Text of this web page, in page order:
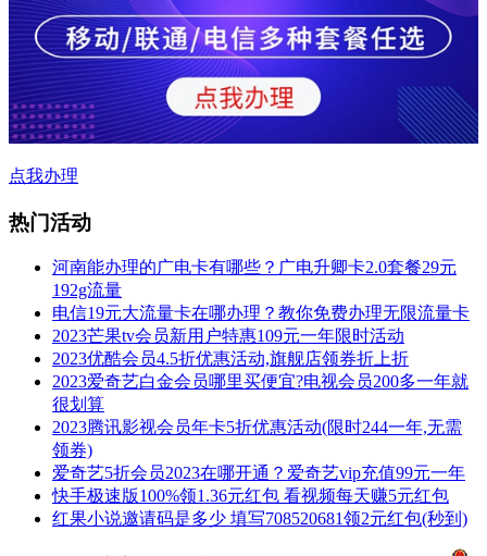
点我办理
热门活动
河南能办理的广电卡有哪些？广电升卿卡2.0套餐29元
192g流量
电信19元大流量卡在哪办理？教你免费办理无限流量卡
2023芒果tv会员新用户特惠109元一年限时活动
2023优酷会员4.5折优惠活动,旗舰店领券折上折
2023爱奇艺白金会员哪里买便宜?电视会员200多一年就
很划算
2023腾讯影视会员年卡5折优惠活动(限时244一年,无需
领券)
爱奇艺5折会员2023在哪开通？爱奇艺vip充值99元一年
快手极速版100%领1.36元红包 看视频每天赚5元红包
红果小说邀请码是多少 填写708520681领2元红包(秒到)